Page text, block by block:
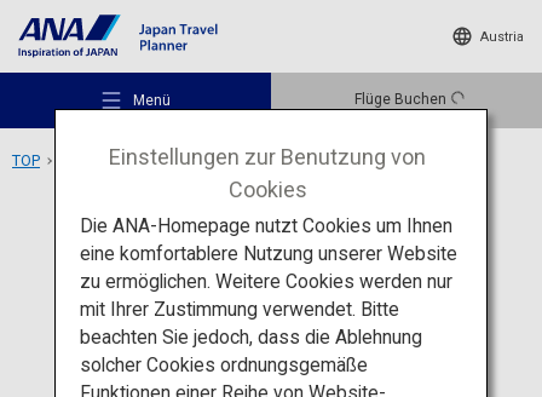
Austria
Menü Flüge Buchen
Empfohlene Orte
Reiseideen
TOP Region Kyushu Kirishima-Schrein
Aktivität Kagoshima
Kirishima-Schrein
Einstellungen zur Benutzung von
Cookies
Die ANA-Homepage nutzt Cookies um Ihnen
eine komfortablere Nutzung unserer Website
zu ermöglichen. Weitere Cookies werden nur
mit Ihrer Zustimmung verwendet. Bitte
beachten Sie jedoch, dass die Ablehnung
solcher Cookies ordnungsgemäße
Funktionen einer Reihe von Website-